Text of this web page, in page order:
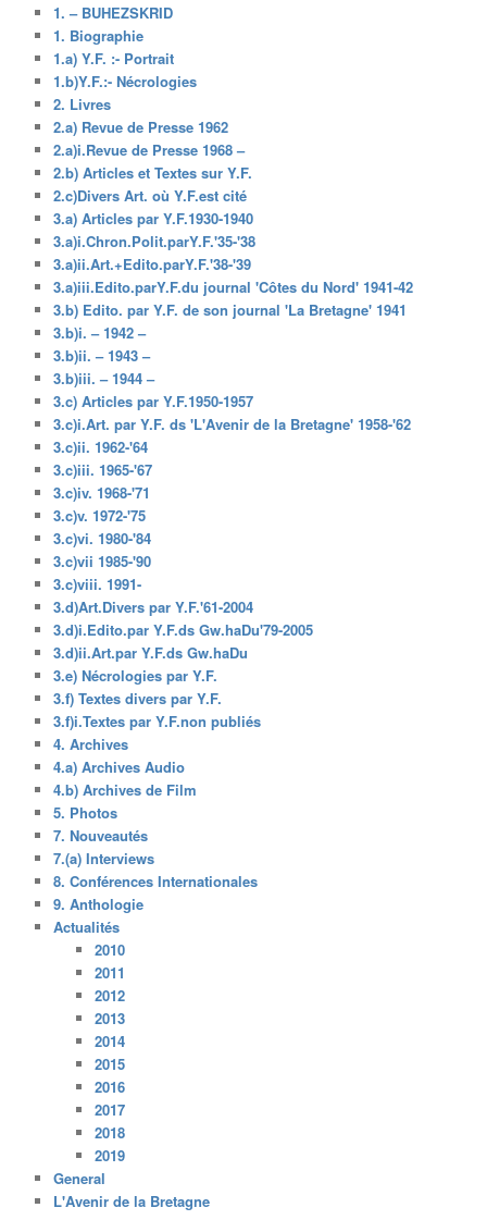
1. – BUHEZSKRID
1. Biographie
1.a) Y.F. :- Portrait
1.b)Y.F.:- Nécrologies
2. Livres
2.a) Revue de Presse 1962
2.a)i.Revue de Presse 1968 –
2.b) Articles et Textes sur Y.F.
2.c)Divers Art. où Y.F.est cité
3.a) Articles par Y.F.1930-1940
3.a)i.Chron.Polit.parY.F.'35-'38
3.a)ii.Art.+Edito.parY.F.'38-'39
3.a)iii.Edito.parY.F.du journal 'Côtes du Nord' 1941-42
3.b) Edito. par Y.F. de son journal 'La Bretagne' 1941
3.b)i. – 1942 –
3.b)ii. – 1943 –
3.b)iii. – 1944 –
3.c) Articles par Y.F.1950-1957
3.c)i.Art. par Y.F. ds 'L'Avenir de la Bretagne' 1958-'62
3.c)ii. 1962-'64
3.c)iii. 1965-'67
3.c)iv. 1968-'71
3.c)v. 1972-'75
3.c)vi. 1980-'84
3.c)vii 1985-'90
3.c)viii. 1991-
3.d)Art.Divers par Y.F.'61-2004
3.d)i.Edito.par Y.F.ds Gw.haDu'79-2005
3.d)ii.Art.par Y.F.ds Gw.haDu
3.e) Nécrologies par Y.F.
3.f) Textes divers par Y.F.
3.f)i.Textes par Y.F.non publiés
4. Archives
4.a) Archives Audio
4.b) Archives de Film
5. Photos
7. Nouveautés
7.(a) Interviews
8. Conférences Internationales
9. Anthologie
Actualités
2010
2011
2012
2013
2014
2015
2016
2017
2018
2019
General
L'Avenir de la Bretagne